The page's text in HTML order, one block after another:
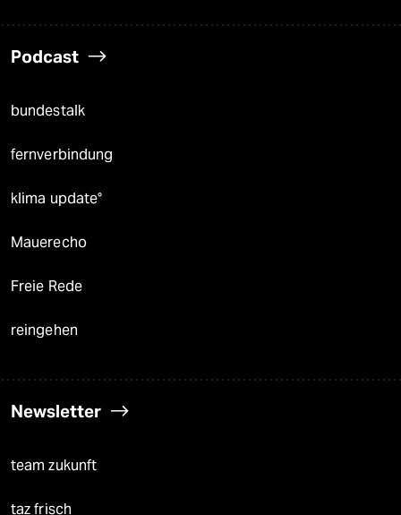
Podcast
bundestalk
fernverbindung
klima update°
Mauerecho
Freie Rede
reingehen
Newsletter
team zukunft
taz frisch